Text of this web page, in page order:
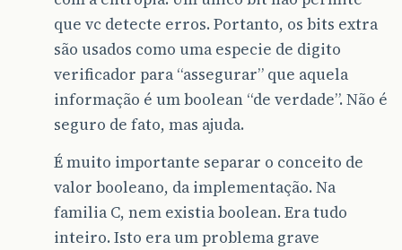
que vc detecte erros. Portanto, os bits extra
são usados como uma especie de digito
verificador para “assegurar” que aquela
informação é um boolean “de verdade”. Não é
seguro de fato, mas ajuda.
É muito importante separar o conceito de
valor booleano, da implementação. Na
familia C, nem existia boolean. Era tudo
inteiro. Isto era um problema grave